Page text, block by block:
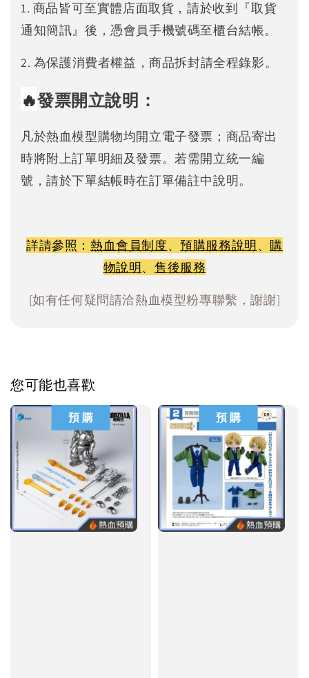
1. 商品皆可至實體店面取貨，請於收到『取貨
通知簡訊』後，憑會員手機號碼至櫃台結帳。
2. 為保護消費者權益，商品拆封請全程錄影。
🔥發票開立說明：
凡於熱血模型購物均開立電子發票；商品寄出
時將附上訂單明細及發票。若需開立統一編
號，請於下單結帳時在訂單備註中說明。
詳請參照： 熱血會員制度、預購服務說明、 購
物說明、 售後服務
[如有任何疑問請洽熱血模型粉專聯繫，謝謝]
您可能也喜歡
預 購 預 購